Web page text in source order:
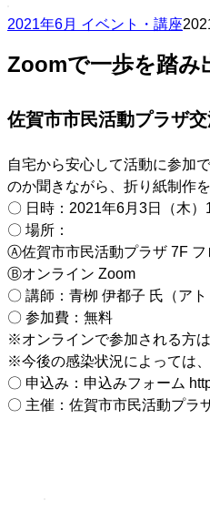
2021年6月 イベント・講座
Zoomで一歩を踏み
佐賀市市民活動プラザ
自宅から安心して活動に参加
のか聞きながら、折り紙制作
〇 日時：2021年6月3日（木
〇 場所：
Ⓐ佐賀市市民活動プラザ 7F フ
Ⓑオンライン Zoom
〇 講師：青栁 伊都子 氏（アト
〇 参加費：無料
※オンラインで参加される方
※今後の感染状況によっては
〇 申込み：申込みフォーム
〇 主催：佐賀市市民活動プラ